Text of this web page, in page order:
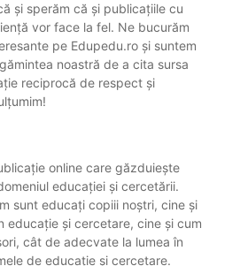
și sperăm că și publicațiile cu
vor face la fel. Ne bucurăm
pe Edupedu.ro și suntem
noastră de a cita sursa
reciprocă de respect și
online care găzduiește
educației și cercetării.
sunt educați copiii noștri, cine și
educație și cercetare, cine și cum
cât de adecvate la lumea în
de educație și cercetare.